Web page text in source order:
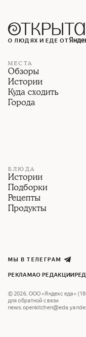
О ЛЮДЯХ И ЕДЕ ОТ
МЕСТА
Обзоры
Истории
Куда сходить
Города
БЛЮДА
Истории
Подборки
Рецепты
Продукты
МЫ В ТЕЛЕГРАМ
РЕКЛАМАО РЕДАКЦИИ
©2026, ООО «Яндекс еда»
для обратной связи